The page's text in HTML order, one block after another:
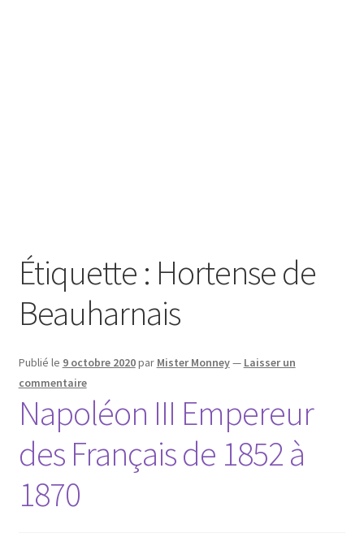
Étiquette : Hortense de
Beauharnais
Publié le 9 octobre 2020par Mister Monney— Laisser un
commentaire
Napoléon III Empereur
des Français de 1852 à
1870